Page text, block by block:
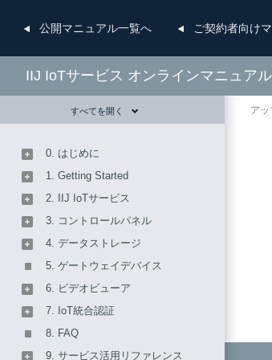
公開マニュアル一覧へ ご契約者向け
IIJ IoTサービス オンラインマニュアル
アッ
すべてを開く
0. はじめに
1. Getting Started
2. IIJ IoTサービス
3. コントロールパネル
4. データストレージ
5. ゲートウェイデバイス
6. ビデオビューア
7. IoT統合認証
8. FAQ
9. サービス活用リファレンス